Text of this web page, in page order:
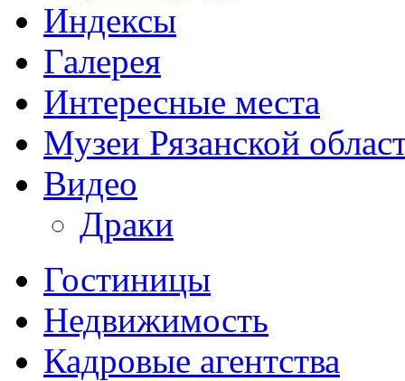
Индексы
Галерея
Интересные места
Музеи Рязанской
Видео
Драки
Гостиницы
Недвижимость
Кадровые агентства